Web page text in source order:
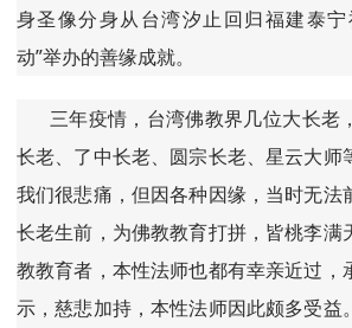
身圣像分身从台湾汐止回归福建泰
动”举办的善缘成就。
三年疫情，台湾佛教界几位大长老
长老、了中长老、圆宗长老、星云大师
我们很悲痛，但因各种因缘，当时无法
长老生前，为佛教教育打拼，皆桃李满
教教育者，本性法师也都有幸亲近过，
示，慈悲加持，本性法师因此颇多受益